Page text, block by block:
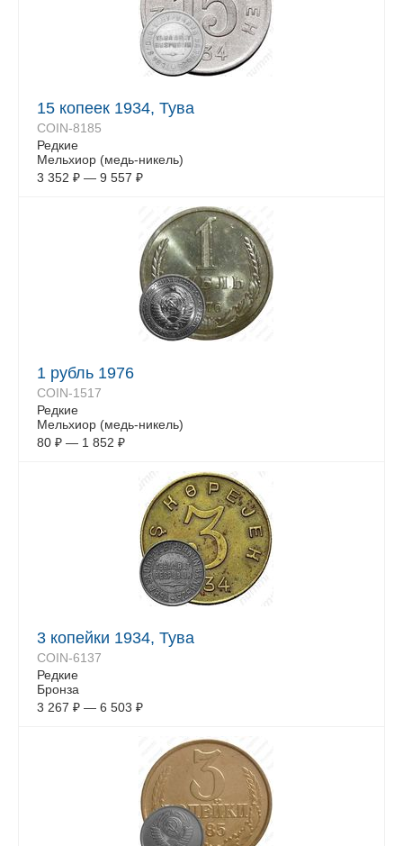
15 копеек 1934, Тува
COIN-8185
Редкие
Мельхиор (медь-никель)
3 352 ₽ — 9 557 ₽
1 рубль 1976
COIN-1517
Редкие
Мельхиор (медь-никель)
80 ₽ — 1 852 ₽
3 копейки 1934, Тува
COIN-6137
Редкие
Бронза
3 267 ₽ — 6 503 ₽